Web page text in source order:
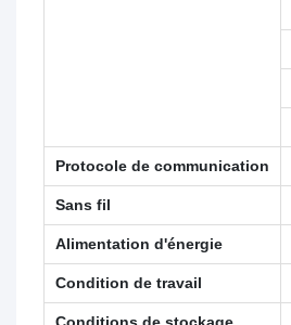
Protocole de communication
Sans fil
Alimentation d'énergie
Condition de travail